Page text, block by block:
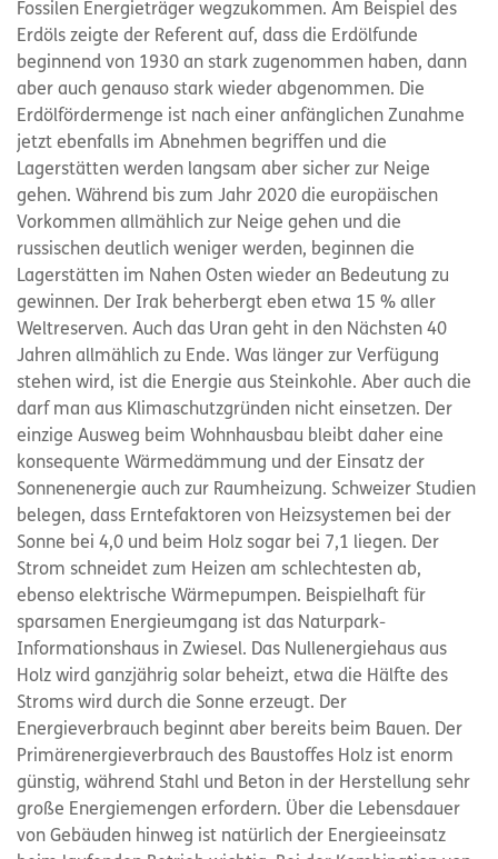
Fossilen Energieträger wegzukommen. Am Beispiel des
Erdöls zeigte der Referent auf, dass die Erdölfunde
beginnend von 1930 an stark zugenommen haben, dann
aber auch genauso stark wieder abgenommen. Die
Erdölfördermenge ist nach einer anfänglichen Zunahme
jetzt ebenfalls im Abnehmen begriffen und die
Lagerstätten werden langsam aber sicher zur Neige
gehen. Während bis zum Jahr 2020 die europäischen
Vorkommen allmählich zur Neige gehen und die
russischen deutlich weniger werden, beginnen die
Lagerstätten im Nahen Osten wieder an Bedeutung zu
gewinnen. Der Irak beherbergt eben etwa 15 % aller
Weltreserven. Auch das Uran geht in den Nächsten 40
Jahren allmählich zu Ende. Was länger zur Verfügung
stehen wird, ist die Energie aus Steinkohle. Aber auch die
darf man aus Klimaschutzgründen nicht einsetzen. Der
einzige Ausweg beim Wohnhausbau bleibt daher eine
konsequente Wärmedämmung und der Einsatz der
Sonnenenergie auch zur Raumheizung. Schweizer Studien
belegen, dass Erntefaktoren von Heizsystemen bei der
Sonne bei 4,0 und beim Holz sogar bei 7,1 liegen. Der
Strom schneidet zum Heizen am schlechtesten ab,
ebenso elektrische Wärmepumpen. Beispielhaft für
sparsamen Energieumgang ist das Naturpark-
Informationshaus in Zwiesel. Das Nullenergiehaus aus
Holz wird ganzjährig solar beheizt, etwa die Hälfte des
Stroms wird durch die Sonne erzeugt. Der
Energieverbrauch beginnt aber bereits beim Bauen. Der
Primärenergieverbrauch des Baustoffes Holz ist enorm
günstig, während Stahl und Beton in der Herstellung sehr
große Energiemengen erfordern. Über die Lebensdauer
von Gebäuden hinweg ist natürlich der Energieeinsatz